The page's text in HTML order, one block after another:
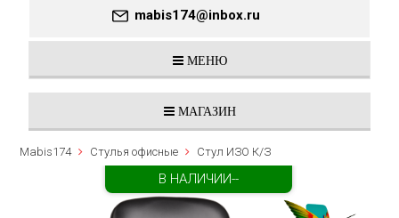
mabis174@inbox.ru
МЕНЮ
МАГАЗИН
Mabis174 Стулья офисные Стул ИЗО К/З
В НАЛИЧИИ--